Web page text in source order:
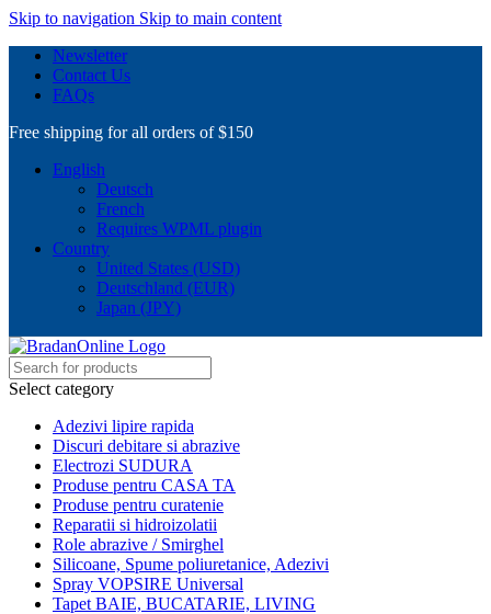
Skip to navigation Skip to main content
Newsletter
Contact Us
FAQs
Free shipping for all orders of $150
English
Deutsch
French
Requires WPML plugin
Country
United States (USD)
Deutschland (EUR)
Japan (JPY)
Select category
Adezivi lipire rapida
Discuri debitare si abrazive
Electrozi SUDURA
Produse pentru CASA TA
Produse pentru curatenie
Reparatii si hidroizolatii
Role abrazive / Smirghel
Silicoane, Spume poliuretanice, Adezivi
Spray VOPSIRE Universal
Tapet BAIE, BUCATARIE, LIVING